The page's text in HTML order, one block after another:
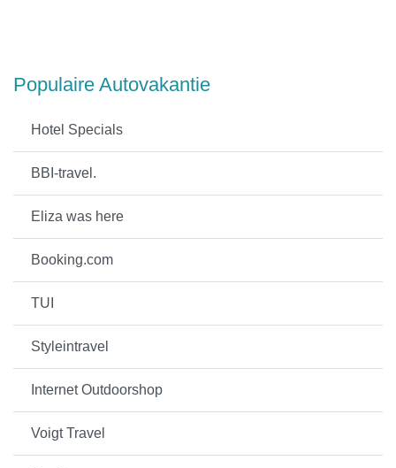
Populaire Autovakantie
Hotel Specials
BBI-travel.
Eliza was here
Booking.com
TUI
Styleintravel
Internet Outdoorshop
Voigt Travel